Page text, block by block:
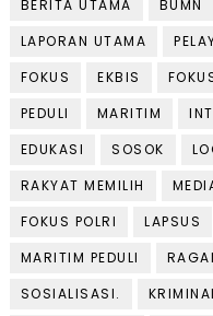
BERITA UTAMA
BUMN
LAPORAN UTAMA
FOKUS
EKBIS
PEDULI
MARITIM
EDUKASI
SOSOK
RAKYAT MEMILIH
FOKUS POLRI
LAPSUS
MARITIM PEDULI
SOSIALISASI.